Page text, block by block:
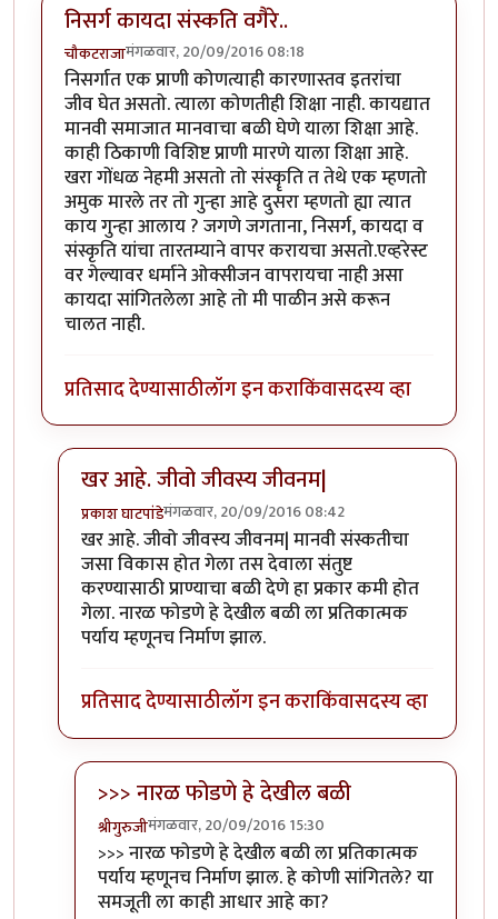
निसर्ग कायदा संस्कति वगैरे..
चौकटराजामंगळवार, 20/09/2016 08:18
निसर्गात एक प्राणी कोणत्याही कारणास्तव इतरांचा
जीव घेत असतो. त्याला कोणतीही शिक्षा नाही. कायद्यात
मानवी समाजात मानवाचा बळी घेणे याला शिक्षा आहे.
काही ठिकाणी विशिष्ट प्राणी मारणे याला शिक्षा आहे.
खरा गोंधळ नेहमी असतो तो संस्कॄति त तेथे एक म्हणतो
अमुक मारले तर तो गुन्हा आहे दुसरा म्हणतो ह्या त्यात
काय गुन्हा आलाय ? जगणे जगताना, निसर्ग, कायदा व
संस्कृति यांचा तारतम्याने वापर करायचा असतो.एव्हरेस्ट
वर गेल्यावर धर्माने ओक्सीजन वापरायचा नाही असा
कायदा सांगितलेला आहे तो मी पाळीन असे करून
चालत नाही.
प्रतिसाद देण्यासाठीलॉग इन कराकिंवासदस्य व्हा
खर आहे. जीवो जीवस्य जीवनम|
प्रकाश घाटपांडेमंगळवार, 20/09/2016 08:42
In reply toनिसर्ग कायदा संस्कति वगैरे..byचौकटराजा
खर आहे. जीवो जीवस्य जीवनम| मानवी संस्कतीचा
जसा विकास होत गेला तस देवाला संतुष्ट
करण्यासाठी प्राण्याचा बळी देणे हा प्रकार कमी होत
गेला. नारळ फोडणे हे देखील बळी ला प्रतिकात्मक
पर्याय म्हणूनच निर्माण झाल.
प्रतिसाद देण्यासाठीलॉग इन कराकिंवासदस्य व्हा
>>> नारळ फोडणे हे देखील बळी
श्रीगुरुजीमंगळवार, 20/09/2016 15:30
In reply toखर आहे. जीवो जीवस्य जीवनम|by
>>> नारळ फोडणे हे देखील बळी ला प्रतिकात्मक
पर्याय म्हणूनच निर्माण झाल. हे कोणी सांगितले? या
समजूती ला काही आधार आहे का?